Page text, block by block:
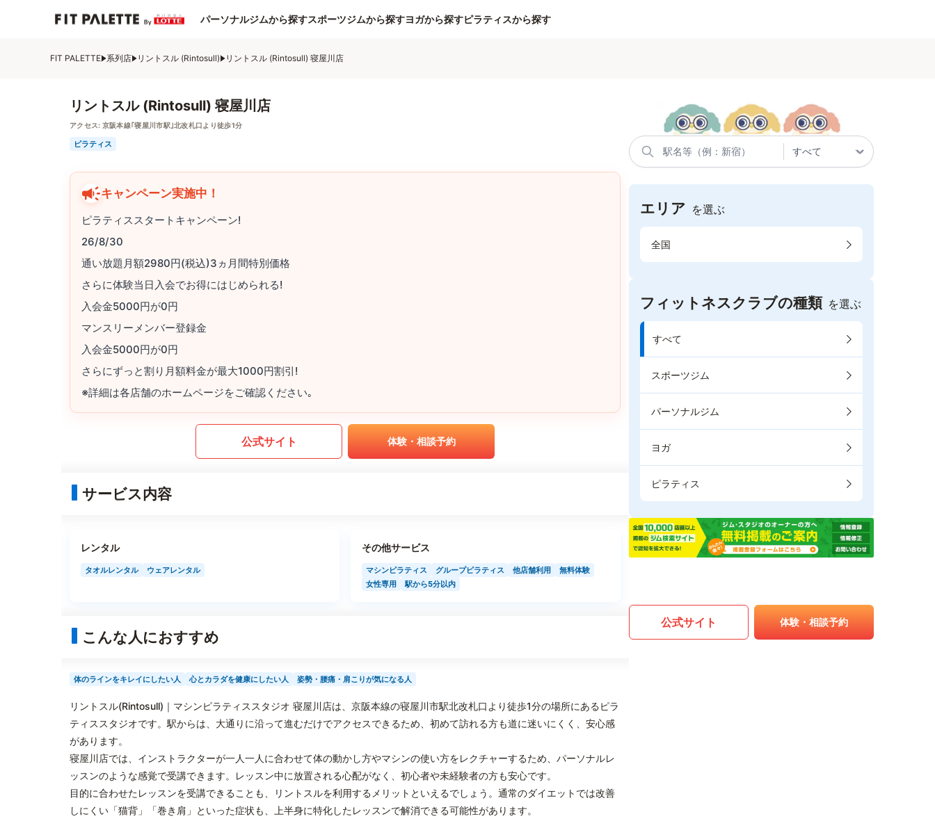
パーソナルジムから探すスポーツジムから探すヨガから探すピラティスから探す
FIT PALETTE 系列店 リントスル (Rintosull) リントスル (Rintosull) 寝屋川店
リントスル (Rintosull) 寝屋川店
アクセス: 京阪本線｢寝屋川市駅｣北改札口より徒歩1分
ピラティス
キャンペーン実施中！
ピラティススタートキャンペーン!
26/8/30
通い放題月額2980円(税込)3ヵ月間特別価格
さらに体験当日入会でお得にはじめられる!
入会金5000円が0円
マンスリーメンバー登録金
入会金5000円が0円
さらにずっと割り月額料金が最大1000円割引!
※詳細は各店舗のホームページをご確認ください｡
公式サイト 体験・相談予約
サービス内容
レンタル
タオルレンタル ウェアレンタル
その他サービス
マシンピラティス グループピラティス 他店舗利用
無料体験
女性専用
駅から5分以内
こんな人におすすめ
体のラインをキレイにしたい人 心とカラダを健康にしたい人 姿勢・腰痛・肩こりが気になる人
リントスル(Rintosull)｜マシンピラティススタジオ 寝屋川店は、京阪本線の寝屋川市駅北改札口より徒歩1分の場所にあるピラ
ティススタジオです。駅からは、大通りに沿って進むだけでアクセスできるため、初めて訪れる方も道に迷いにくく、安心感
があります。
寝屋川店では、インストラクターが一人一人に合わせて体の動かし方やマシンの使い方をレクチャーするため、パーソナルレ
ッスンのような感覚で受講できます。レッスン中に放置される心配がなく、初心者や未経験者の方も安心です。
目的に合わせたレッスンを受講できることも、リントスルを利用するメリットといえるでしょう。通常のダイエットでは改善
しにくい「猫背」「巻き肩」といった症状も、上半身に特化したレッスンで解消できる可能性があります。
エリア を選ぶ
全国
フィットネスクラブの種類 を選ぶ
すべて
スポーツジム
パーソナルジム
ヨガ
ピラティス
公式サイト 体験・相談予約